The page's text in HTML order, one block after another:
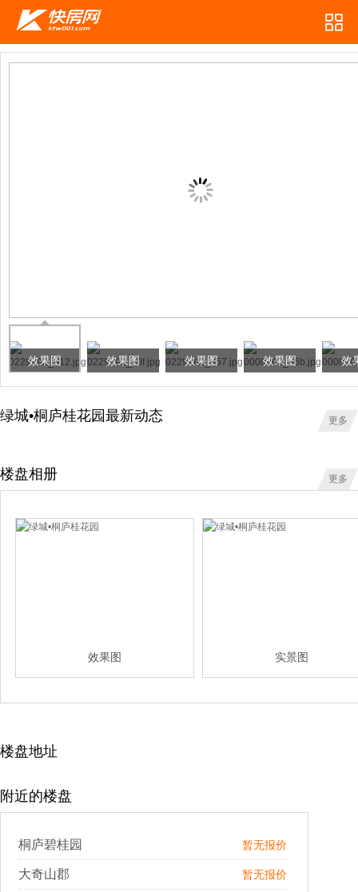
效果图 效果图 效果图 效果图 效
绿城•桐庐桂花园最新动态 更多
楼盘相册 更多
效果图 实景图
楼盘地址
附近的楼盘
桐庐碧桂园 暂无报价
大奇山郡 暂无报价